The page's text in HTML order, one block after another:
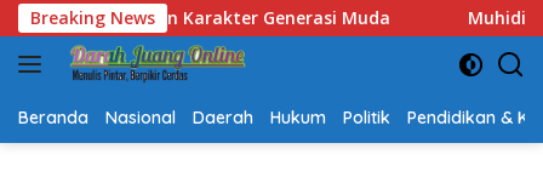
Langsung
ke
konten
Breaking NewsMuhidin Tegaskan Penempatan Pejabat Kalsel
Beranda Nasional Daerah Hukum Politik Pendidikan &